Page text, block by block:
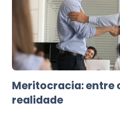
Meritocracia: entre
realidade